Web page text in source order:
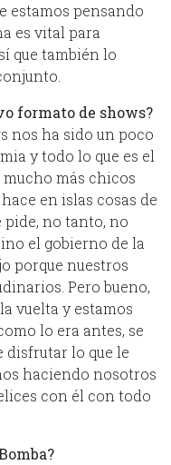
estamos pensando
es vital para
que también lo
formato de shows?
nos ha sido un poco
y todo lo que es el
más chicos
en islas cosas de
no tanto, no
el gobierno de la
porque nuestros
Pero bueno,
vuelta y estamos
lo era antes, se
disfrutar lo que le
haciendo nosotros
con él con todo